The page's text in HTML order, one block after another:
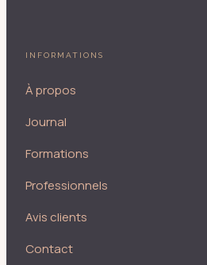
INFORMATIONS
À propos
Journal
Formations
Professionnels
Avis clients
Contact